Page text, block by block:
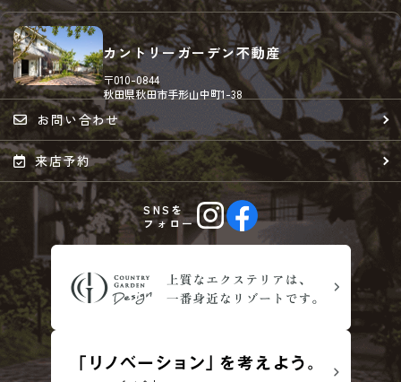
カントリーガーデン不動産
〒010-0844
秋田県秋田市手形山中町1-38
お問い合わせ
来店予約
SNSを
フォロー